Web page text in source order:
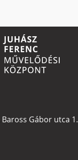
Gábor utca 1.